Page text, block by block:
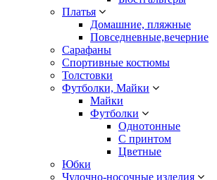
Платья
Домашние, пляжные
Повседневные,вечерние
Сарафаны
Спортивные костюмы
Толстовки
Футболки, Майки
Майки
Футболки
Однотонные
С принтом
Цветные
Юбки
Чулочно-носочные изделия